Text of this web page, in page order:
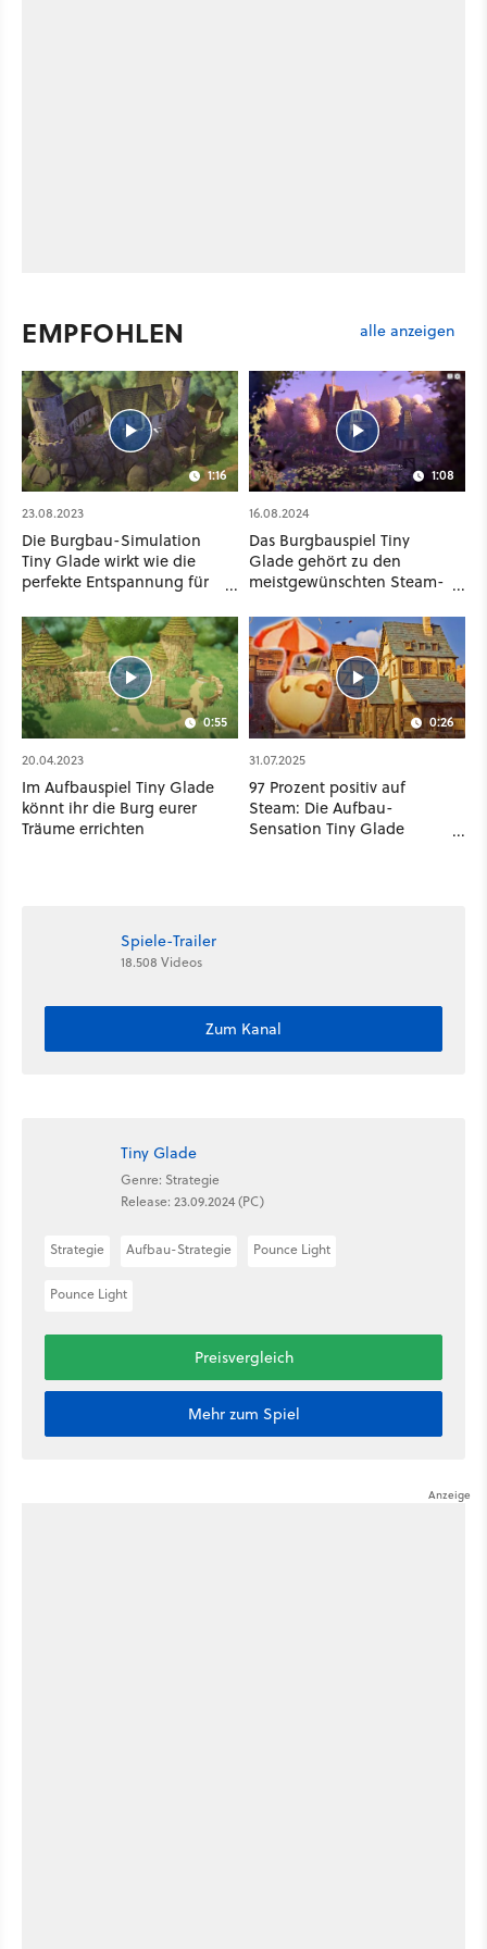
EMPFOHLEN alle anzeigen
1:16
23.08.2023
Die Burgbau-Simulation
Tiny Glade wirkt wie die
perfekte Entspannung für
1:08
16.08.2024
Das Burgbauspiel Tiny
Glade gehört zu den
meistgewünschten Steam-
Termin
0:55
20.04.2023
Im Aufbauspiel Tiny Glade
könnt ihr die Burg eurer
Träume errichten
0:26
31.07.2025
97 Prozent positiv auf
Steam: Die Aufbau-
Sensation Tiny Glade
Spiele-Trailer
18.508 Videos
Zum Kanal
Tiny Glade
Genre: Strategie
Release: 23.09.2024 (PC)
Strategie Aufbau-Strategie Pounce Light
Pounce Light
Preisvergleich
Mehr zum Spiel